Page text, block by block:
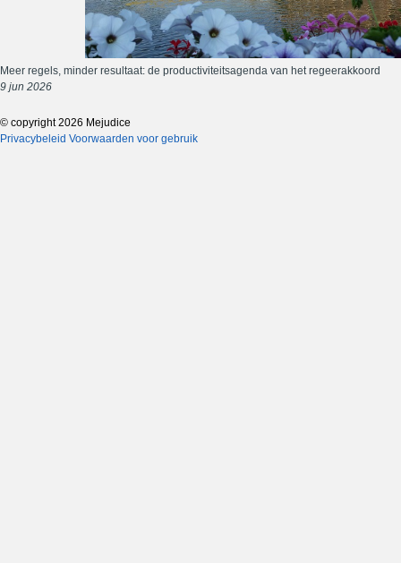
Meer regels, minder resultaat: de productiviteitsagenda van het regeerakkoord
9 jun 2026
© copyright 2026 Mejudice
Privacybeleid Voorwaarden voor gebruik